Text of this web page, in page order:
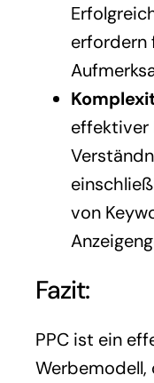
erfordern
effektiver
von
Fazit:
PPC ist ein
Werbemodell,